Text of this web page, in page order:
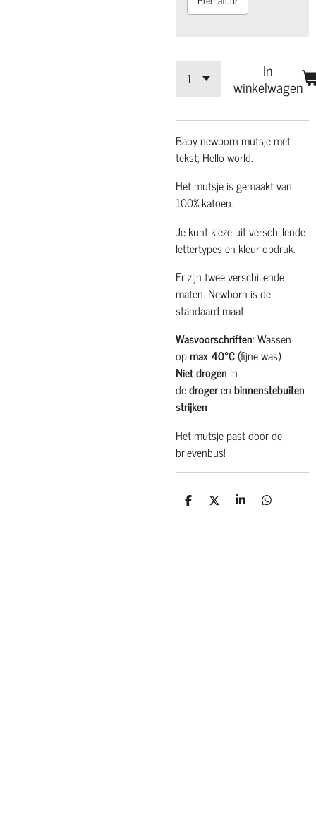
In
winkelwagen
Baby newborn mutsje met
tekst; Hello world.
Het mutsje is gemaakt van
100% katoen.
Je kunt kieze uit verschillende
lettertypes en kleur opdruk.
Er zijn twee verschillende
maten. Newborn is de
standaard maat.
Wasvoorschriften: Wassen
opmax 40°C(fijne was)
Niet drogen in
dedrogerenbinnenstebuiten
strijken
Het mutsje past door de
brievenbus!
D D S D